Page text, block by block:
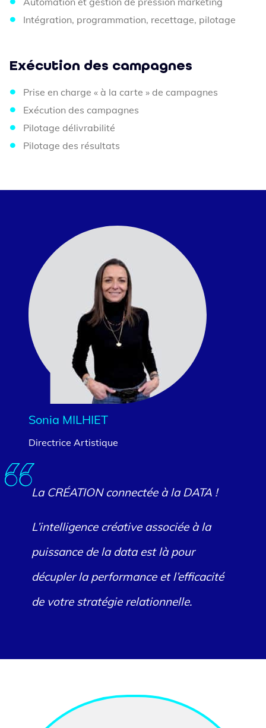
Intégration, programmation, recettage, pilotage
Exécution des campagnes
Prise en charge « à la carte » de campagnes
Exécution des campagnes
Pilotage délivrabilité
Pilotage des résultats
Sonia MILHIET
Directrice Artistique
La CRÉATION connectée à la DATA !
L’intelligence créative associée à la
puissance de la data est là pour
décupler la performance et l’efficacité
de votre stratégie relationnelle.